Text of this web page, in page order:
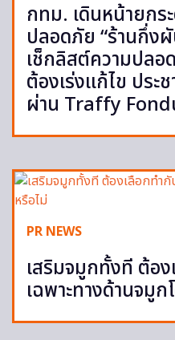
กทม. เดินหน้ายกร
ปลอดภัย “ร้านกึ่ง
เช็กลิสต์ความปลอ
ต้องเร่งแก้ไข ประ
ผ่าน Traffy
PR NEWS
เสริมจมูกทั้งที ต้อ
เฉพาะทางด้านจมู